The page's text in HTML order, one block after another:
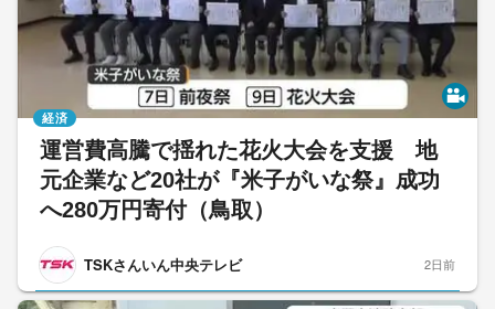
運営費高騰で揺れた花火大会を支援 地
元企業など20社が『米子がいな祭』成功
へ280万円寄付（鳥取）
TSKさんいん中央テレビ
経済
2日前